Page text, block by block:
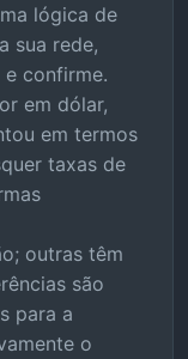
lógica de
sua rede,
confirme.
em dólar,
em termos
taxas de
outras têm
são
para a
o